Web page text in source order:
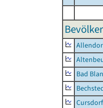
Bad
Cursdorf